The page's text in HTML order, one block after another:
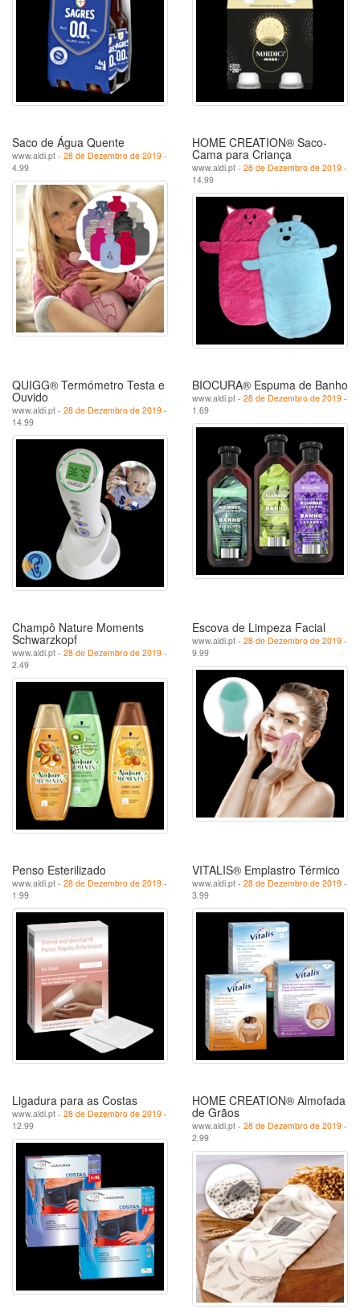
Saco de Água Quente
www.aldi.pt - 28 de Dezembro de 2019 -
4.99
HOME CREATION® Saco-
Cama para Criança
www.aldi.pt - 28 de Dezembro de 2019 -
14.99
QUIGG® Termómetro Testa e
Ouvido
www.aldi.pt - 28 de Dezembro de 2019 -
14.99
BIOCURA® Espuma de Banho
www.aldi.pt - 28 de Dezembro de 2019 -
1.69
Champô Nature Moments
Schwarzkopf
www.aldi.pt - 28 de Dezembro de 2019 -
2.49
Escova de Limpeza Facial
www.aldi.pt - 28 de Dezembro de 2019 -
9.99
Penso Esterilizado
www.aldi.pt - 28 de Dezembro de 2019 -
1.99
VITALIS® Emplastro Térmico
www.aldi.pt - 28 de Dezembro de 2019 -
3.99
Ligadura para as Costas
www.aldi.pt - 28 de Dezembro de 2019 -
12.99
HOME CREATION® Almofada
de Grãos
www.aldi.pt - 28 de Dezembro de 2019 -
2.99